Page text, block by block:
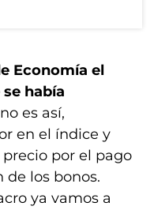
Economía el
había
es así,
en el índice y
por el pago
de los bonos.
ya vamos a